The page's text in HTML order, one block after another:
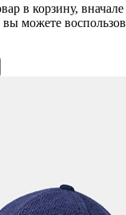
в корзину,
можете